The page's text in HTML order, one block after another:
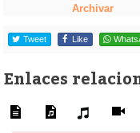
Archivar
Tweet Like
Enlaces